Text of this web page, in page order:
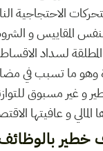
الاحتجاجية
المقاييس و
و غير مسبوق
المالي و عافيتها
خطير